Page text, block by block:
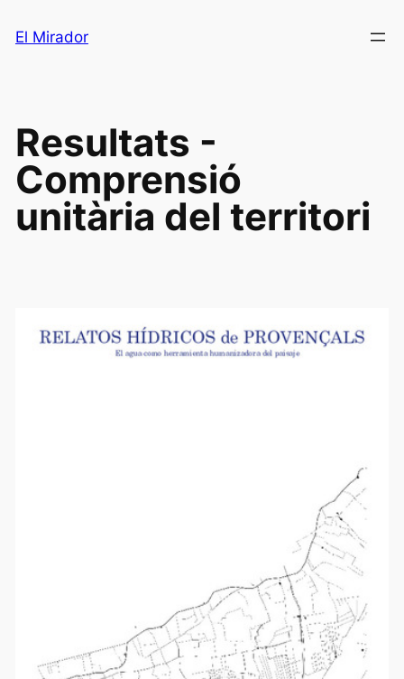
alEl Mirador
Resultats -
Comprensió
unitària del territori